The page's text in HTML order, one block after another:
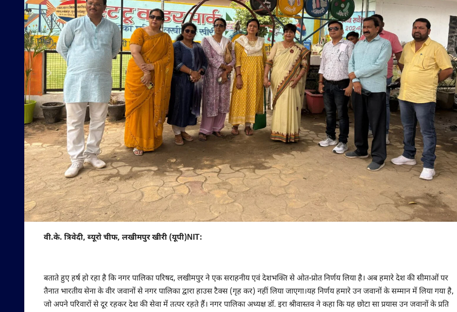
वी.के. त्रिवेदी, ब्यूरो चीफ, लखीमपुर खीरी (यूपी)NIT:
बताते हुए हर्ष हो रहा है कि नगर पालिका परिषद, लखीमपुर ने एक सराहनीय एवं देशभक्ति से ओत-प्रोत निर्णय लिया है। अब हमारे देश की सीमाओं पर
तैनात भारतीय सेना के वीर जवानों से नगर पालिका द्वारा हाउस टैक्स (गृह कर) नहीं लिया जाएगा।यह निर्णय हमारे उन जवानों के सम्मान में लिया गया है,
जो अपने परिवारों से दूर रहकर देश की सेवा में तत्पर रहते हैं। नगर पालिका अध्यक्ष डॉ. इरा श्रीवास्तव ने कहा कि यह छोटा सा प्रयास उन जवानों के प्रति